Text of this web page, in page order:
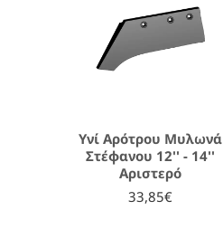
Υνί Αρότρου Μυλωνά
Στέφανου 12'' - 14''
Αριστερό
33,85€